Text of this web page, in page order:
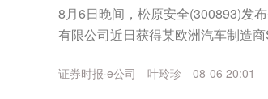
8月6日晚间，松原安全(300893)发
有限公司近日获得某欧洲汽车制造
证券时报·e公司 叶玲珍 08-06 20:01